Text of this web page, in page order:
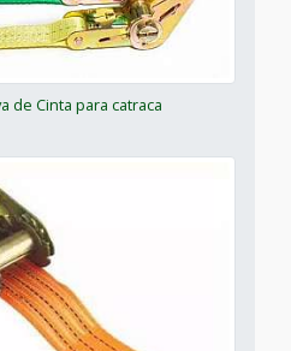
de Cinta para catraca